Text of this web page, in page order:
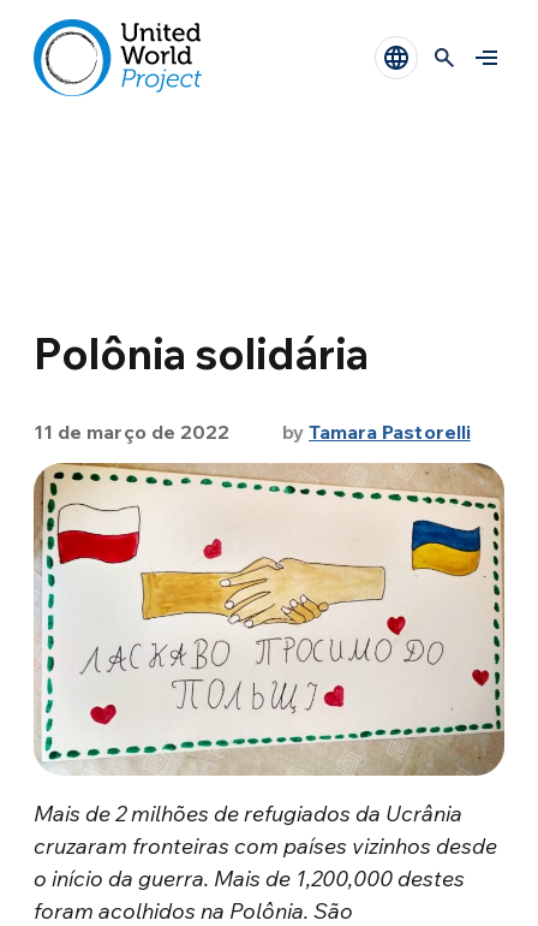
Polônia solidária
11 de março de 2022 byTamara Pastorelli
Mais de 2 milhões de refugiados da Ucrânia
cruzaram fronteiras com países vizinhos desde
o início da guerra. Mais de 1,200,000 destes
foram acolhidos na Polônia. São